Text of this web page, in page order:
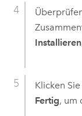
Installieren
Klicken
Fertig, um